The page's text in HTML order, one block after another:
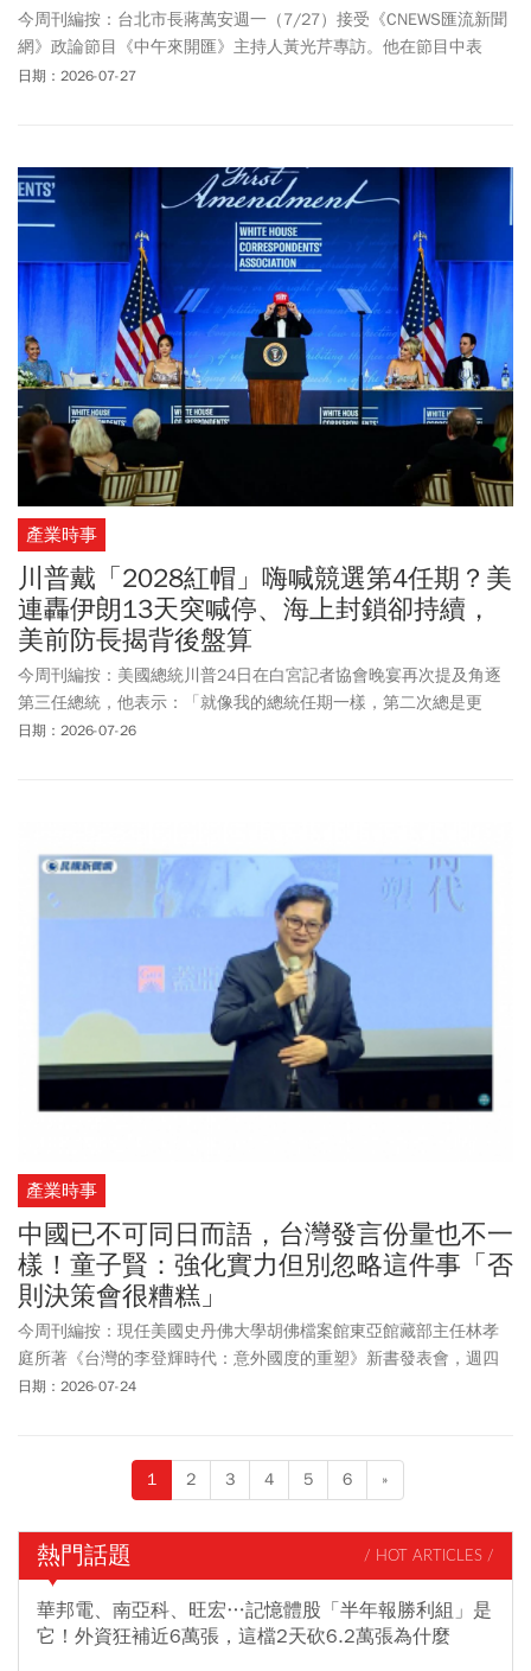
今周刊編按：台北市長蔣萬安週一（7/27）接受《CNEWS匯流新聞
網》政論節目《中午來開匯》主持人黃光芹專訪。他在節目中表
示，國民黨要有共識，也要民眾黨支持，討論好才會有行動；如果
台灣人民。他看到有媒體採訪，有人從宜蘭羅東一早11點就到凱
道。那些一路到晚上8點多「勇敢站出來的民眾，才是站在C位的主
日期：2026-07-27
產業時事
川普戴「2028紅帽」嗨喊競選第4任期？美
連轟伊朗13天突喊停、海上封鎖卻持續，
美前防長揭背後盤算
今周刊編按：美國總統川普24日在白宮記者協會晚宴再次提及角逐
第三任總統，他表示：「就像我的總統任期一樣，第二次總是更
好，第三次就更好了」，接著又說自己只是開玩笑。未料，他隨後
布，已迫使12艘企圖突破封鎖的商船改道，並癱瘓2艘拒服從的船
隻，對其搜船查驗。美國前國防部長馬克·艾斯培（Mark Esper）接
受《福斯新聞》採訪時表示，美軍暫停對伊朗發動攻擊，不代表局
勢緩和，相反的，「這可能只是24或48小時的短暫喘息」，美軍正
在重新裝填，以應對更大規模或是重啟戰爭的行動。
日期：2026-07-26
產業時事
中國已不可同日而語，台灣發言份量也不一
樣！童子賢：強化實力但別忽略這件事「否
則決策會很糟糕」
今周刊編按：現任美國史丹佛大學胡佛檔案館東亞館藏部主任林孝
庭所著《台灣的李登輝時代：意外國度的重塑》新書發表會，週四
(7/23)於台大集思會議中心舉辦。和碩(4938)董事長童子賢受邀出席
階段，社會各界都希望推測並規畫下一步，但更重要的是，在前進
過程中，必須持續維護台灣所珍視的核心價值。
日期：2026-07-24
1 2 3 4 5 6 »
熱門話題 / HOT ARTICLES /
華邦電、南亞科、旺宏…記憶體股「半年報勝利組」是
它！外資狂補近6萬張，這檔2天砍6.2萬張為什麼